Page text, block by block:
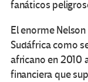
fanáticos
El enorme
Sudáfrica como
africano en 2010
financiera que